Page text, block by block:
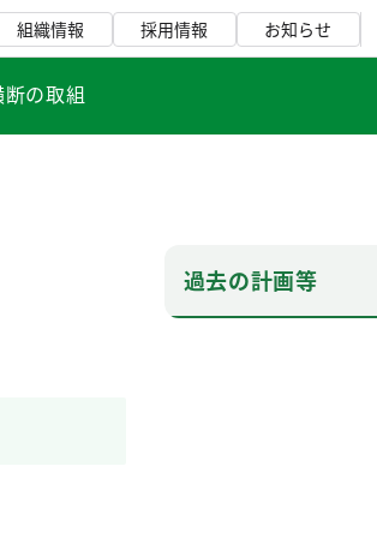
組織情報 採用情報 お知らせ
の取組
過去の計画等